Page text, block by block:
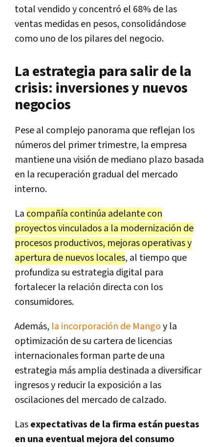
total vendido y concentró el 68% de las
ventas medidas en pesos, consolidándose
como uno de los pilares del negocio.
La estrategia para salir de la
crisis: inversiones y nuevos
negocios
Pese al complejo panorama que reflejan los
números del primer trimestre, la empresa
mantiene una visión de mediano plazo basada
en la recuperación gradual del mercado
interno.
La compañía continúa adelante con
proyectos vinculados a la modernización de
procesos productivos, mejoras operativas y
apertura de nuevos locales, al tiempo que
profundiza su estrategia digital para
fortalecer la relación directa con los
consumidores.
Además, la incorporación de Mangoy la
optimización de su cartera de licencias
internacionales forman parte de una
estrategia más amplia destinada a diversificar
ingresos y reducir la exposición a las
oscilaciones del mercado de calzado.
Lasexpectativas de la firma están puestas
en una eventual mejora del consumo